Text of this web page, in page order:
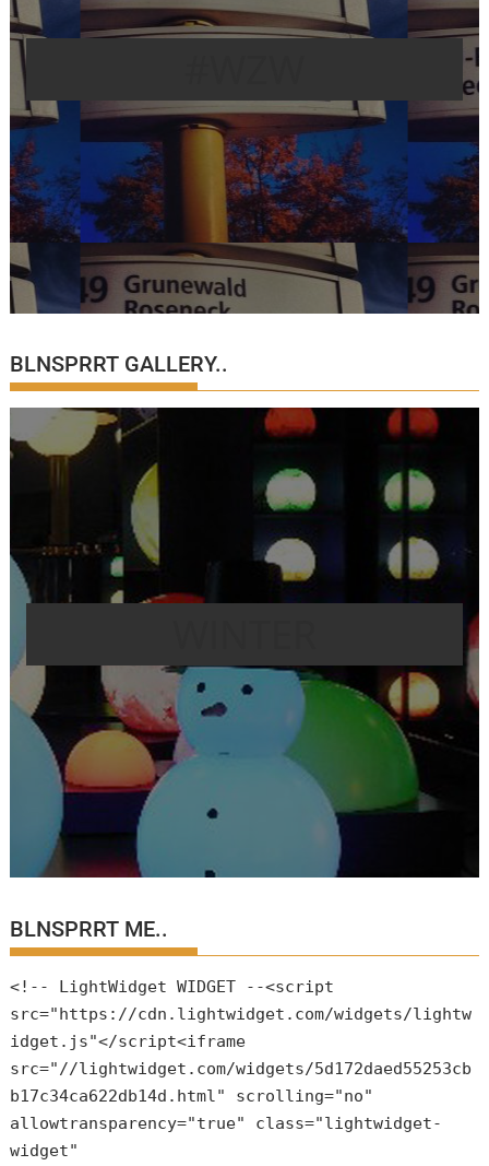
BLNSPRRT GALLERY..
BLNSPRRT ME..
<!-- LightWidget WIDGET --<script
src="https://cdn.lightwidget.com/widgets/lightw
idget.js"</script<iframe
src="//lightwidget.com/widgets/5d172daed55253cb
b17c34ca622db14d.html" scrolling="no"
allowtransparency="true" class="lightwidget-
widget"